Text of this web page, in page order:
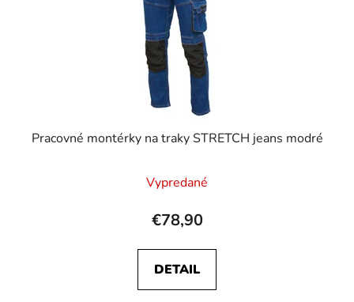
Pracovné montérky na traky STRETCH jeans modré
Vypredané
€78,90
DETAIL